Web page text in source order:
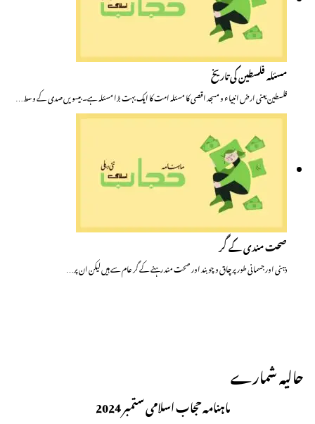
مسئلہ فلسطین کی تاریخ
فلسطین یعنی ارض انبیاء و مسجد اقصی کا مسئلہ امت کا ایک بہت بڑا مسئلہ ہے۔ بیسویں صدی کے وسط…
صحت مندی کے گر
ذہنی اور جسمانی طور پر چاق و چوبند اور صحت مند رہنے کے گر عام سے ہیں لیکن ان پر…
حالیہ شمارے
ماہنامہ حجاب اسلامی ستمبر 2024